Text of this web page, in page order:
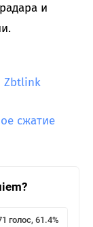
и
Zbtlink
сжатие
голос, 61.4%